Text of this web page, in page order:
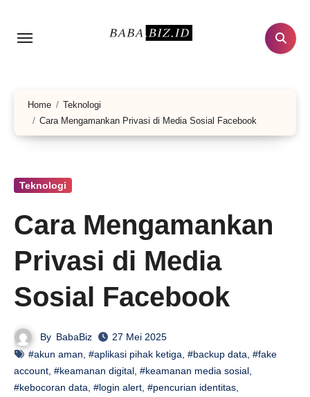
Home
Teknologi
Cara Mengamankan Privasi di Media Sosial Facebook
Teknologi
Cara Mengamankan
Privasi di Media
Sosial Facebook
By BabaBiz
27 Mei 2025
#akun aman, #aplikasi pihak ketiga, #backup data, #fake
account, #keamanan digital, #keamanan media sosial,
#kebocoran data, #login alert, #pencurian identitas,